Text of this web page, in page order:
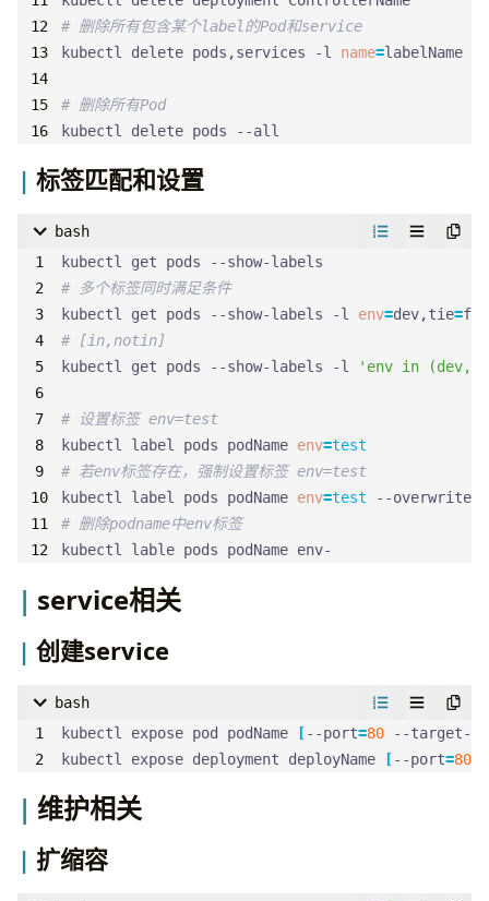
# 删除所有包含某个label的Pod和service
kubectl delete pods,services -l name=
# 删除所有Pod
kubectl delete pods --all
标签匹配和设置
bash
# 多个标签同时满足条件
kubectl get pods --show-labels -l env=dev,tie=
# [in,notin]
kubectl get pods --show-labels -l
'env in
# 设置标签 env=test
kubectl label pods podName env=test
# 若env标签存在，强制设置标签 env=test
kubectl label pods podName env=test
# 删除podname中env标签
kubectl lable pods podName env-
service相关
创建service
bash
kubectl expose pod podName
[--port=80 --target-
kubectl expose deployment deployName
[--port=80
维护相关
扩缩容